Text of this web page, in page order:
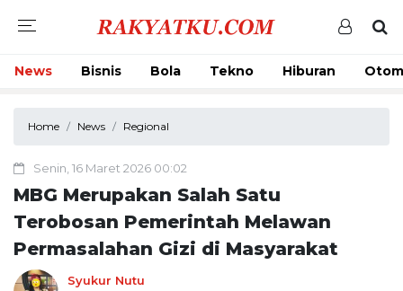
News Bisnis Bola Tekno Hiburan
Home News Regional
Senin, 16 Maret 2026 00:02
MBG Merupakan Salah Satu
Terobosan Pemerintah Melawan
Permasalahan Gizi di Masyarakat
Syukur Nutu